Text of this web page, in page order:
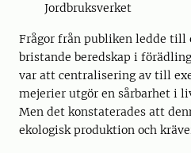
Jordbruksverket
Frågor från publiken ledde till
bristande beredskap i
var att centralisering av till
mejerier utgör en sårbarhet i
Men det konstaterades att
ekologisk produktion och